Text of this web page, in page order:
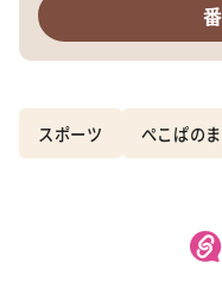
スポーツ ぺこぱの